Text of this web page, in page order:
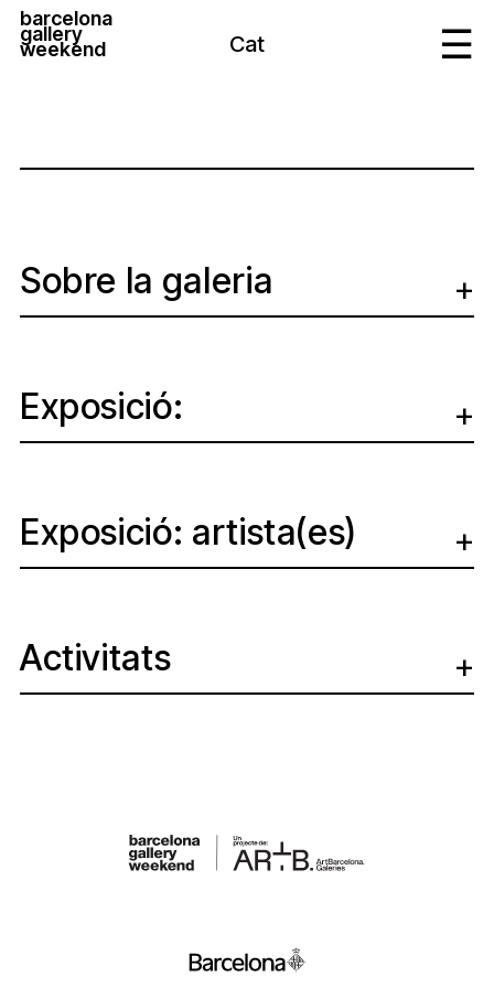
barcelona
gallery
weekend Cat
Sobre la galeria
Exposició:
Exposició: artista(es)
Activitats